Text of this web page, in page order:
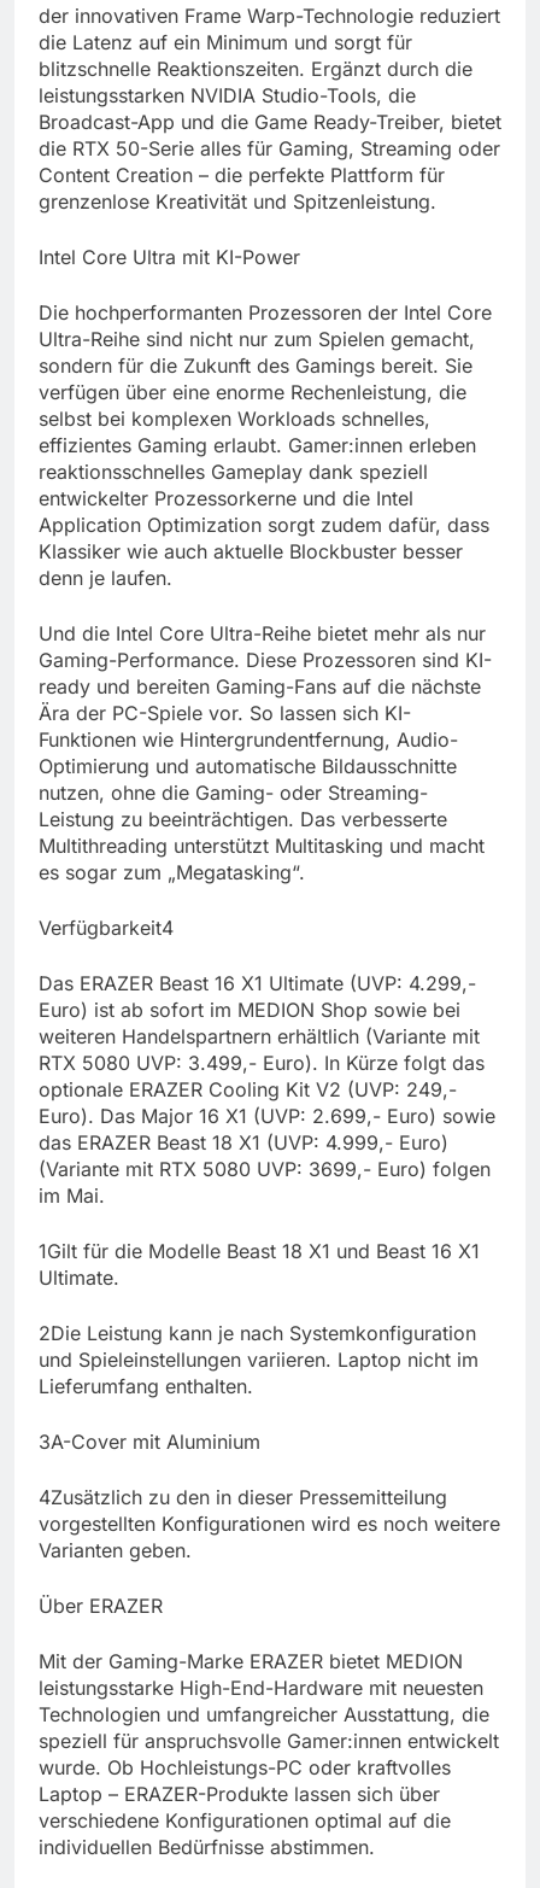
der innovativen Frame Warp-Technologie reduziert
die Latenz auf ein Minimum und sorgt für
blitzschnelle Reaktionszeiten. Ergänzt durch die
leistungsstarken NVIDIA Studio-Tools, die
Broadcast-App und die Game Ready-Treiber, bietet
die RTX 50-Serie alles für Gaming, Streaming oder
Content Creation – die perfekte Plattform für
grenzenlose Kreativität und Spitzenleistung.
Intel Core Ultra mit KI-Power
Die hochperformanten Prozessoren der Intel Core
Ultra-Reihe sind nicht nur zum Spielen gemacht,
sondern für die Zukunft des Gamings bereit. Sie
verfügen über eine enorme Rechenleistung, die
selbst bei komplexen Workloads schnelles,
effizientes Gaming erlaubt. Gamer:innen erleben
reaktionsschnelles Gameplay dank speziell
entwickelter Prozessorkerne und die Intel
Application Optimization sorgt zudem dafür, dass
Klassiker wie auch aktuelle Blockbuster besser
denn je laufen.
Und die Intel Core Ultra-Reihe bietet mehr als nur
Gaming-Performance. Diese Prozessoren sind KI-
ready und bereiten Gaming-Fans auf die nächste
Ära der PC-Spiele vor. So lassen sich KI-
Funktionen wie Hintergrundentfernung, Audio-
Optimierung und automatische Bildausschnitte
nutzen, ohne die Gaming- oder Streaming-
Leistung zu beeinträchtigen. Das verbesserte
Multithreading unterstützt Multitasking und macht
es sogar zum „Megatasking“.
Verfügbarkeit4
Das ERAZER Beast 16 X1 Ultimate (UVP: 4.299,-
Euro) ist ab sofort im MEDION Shop sowie bei
weiteren Handelspartnern erhältlich (Variante mit
RTX 5080 UVP: 3.499,- Euro). In Kürze folgt das
optionale ERAZER Cooling Kit V2 (UVP: 249,-
Euro). Das Major 16 X1 (UVP: 2.699,- Euro) sowie
das ERAZER Beast 18 X1 (UVP: 4.999,- Euro)
(Variante mit RTX 5080 UVP: 3699,- Euro) folgen
im Mai.
1Gilt für die Modelle Beast 18 X1 und Beast 16 X1
Ultimate.
2Die Leistung kann je nach Systemkonfiguration
und Spieleinstellungen variieren. Laptop nicht im
Lieferumfang enthalten.
3A-Cover mit Aluminium
4Zusätzlich zu den in dieser Pressemitteilung
vorgestellten Konfigurationen wird es noch weitere
Varianten geben.
Über ERAZER
Mit der Gaming-Marke ERAZER bietet MEDION
leistungsstarke High-End-Hardware mit neuesten
Technologien und umfangreicher Ausstattung, die
speziell für anspruchsvolle Gamer:innen entwickelt
wurde. Ob Hochleistungs-PC oder kraftvolles
Laptop – ERAZER-Produkte lassen sich über
verschiedene Konfigurationen optimal auf die
individuellen Bedürfnisse abstimmen.